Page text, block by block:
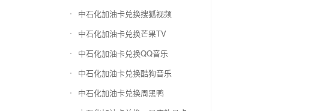
中石化加油卡兑换搜狐视频
中石化加油卡兑换芒果TV
中石化加油卡兑换QQ音乐
中石化加油卡兑换酷狗音乐
中石化加油卡兑换周黑鸭